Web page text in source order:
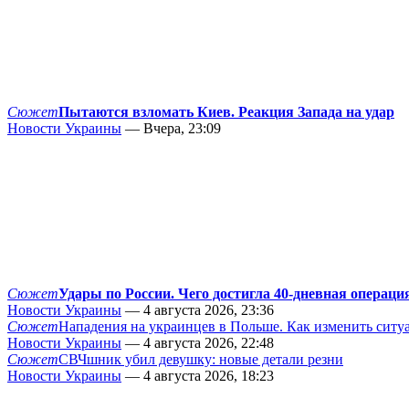
СюжетПытаются взломать Киев. Реакция Запада на удар
Новости Украины — Вчера, 23:09
СюжетУдары по России. Чего достигла 40-дневная
Новости Украины — 4 августа 2026, 23:36
СюжетНападения на украинцев в Польше. Как изменить
Новости Украины — 4 августа 2026, 22:48
СюжетСВЧшник убил девушку: новые детали резни
Новости Украины — 4 августа 2026, 18:23